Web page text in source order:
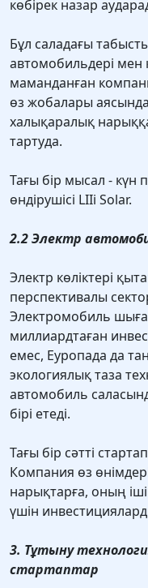
көбірек назар
Бұл саладағы
автомобильдері мен
маманданған
өз жобалары аясында
халықаралық
тартуда.
Тағы бір мысал - күн
өндірушісі LIIi Solar.
2.2 Электр
Электр көліктері
перспективалы
Электромобиль
миллиардтаған
емес, Еуропада да
экологиялық таза
автомобиль
бірі етеді.
Тағы бір сәтті
Компания өз
нарықтарға, оның
үшін
3. Тұтыну
стартаптар